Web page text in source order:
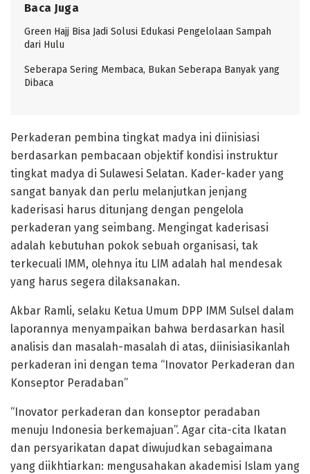
Baca Juga
Green Hajj Bisa Jadi Solusi Edukasi Pengelolaan Sampah
dari Hulu
Seberapa Sering Membaca, Bukan Seberapa Banyak yang
Dibaca
Perkaderan pembina tingkat madya ini diinisiasi
berdasarkan pembacaan objektif kondisi instruktur
tingkat madya di Sulawesi Selatan. Kader-kader yang
sangat banyak dan perlu melanjutkan jenjang
kaderisasi harus ditunjang dengan pengelola
perkaderan yang seimbang. Mengingat kaderisasi
adalah kebutuhan pokok sebuah organisasi, tak
terkecuali IMM, olehnya itu LIM adalah hal mendesak
yang harus segera dilaksanakan.
Akbar Ramli, selaku Ketua Umum DPP IMM Sulsel dalam
laporannya menyampaikan bahwa berdasarkan hasil
analisis dan masalah-masalah di atas, diinisiasikanlah
perkaderan ini dengan tema “Inovator Perkaderan dan
Konseptor Peradaban”
“Inovator perkaderan dan konseptor peradaban
menuju Indonesia berkemajuan”. Agar cita-cita Ikatan
dan persyarikatan dapat diwujudkan sebagaimana
yang diikhtiarkan: mengusahakan akademisi Islam yang